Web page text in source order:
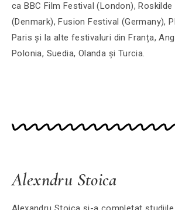
ca BBC Film Festival (London), Roskilde
(Denmark), Fusion Festival (Germany),
Paris și la alte festivaluri din Franța,
Polonia, Suedia, Olanda și Turcia.
Alexndru Stoica